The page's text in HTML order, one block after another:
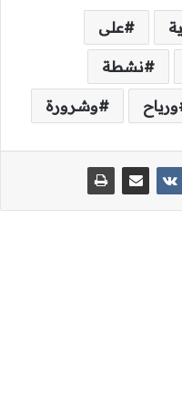
على
نشطة
ورياح وشرورة